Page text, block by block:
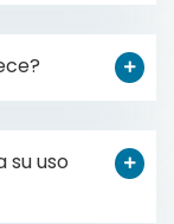
su uso